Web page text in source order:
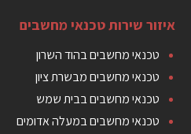
איזור שירות טכנאי מחשבים
טכנאי מחשבים בהוד השרון
טכנאי מחשבים מבשרת ציון
טכנאי מחשבים בבית שמש
טכנאי מחשבים במעלה אדומים